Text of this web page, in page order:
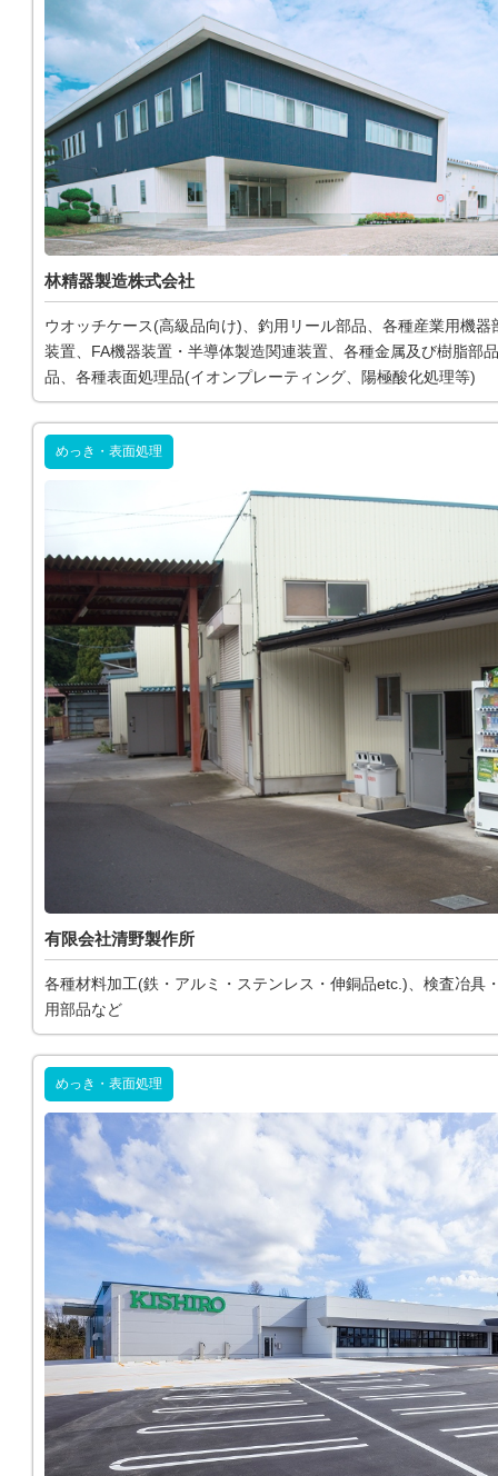
林精器製造株式会社
ウオッチケース(高級品向け)、釣用リール部品、各種産業用機器
装置、FA機器装置・半導体製造関連装置、各種金属及び樹脂部
品、各種表面処理品(イオンプレーティング、陽極酸化処理等)
めっき・表面処理
有限会社清野製作所
各種材料加工(鉄・アルミ・ステンレス・伸銅品etc.)、検査冶具
用部品など
めっき・表面処理